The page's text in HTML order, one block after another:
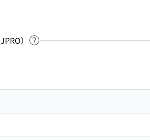
）
Link to Help Page
table of contents